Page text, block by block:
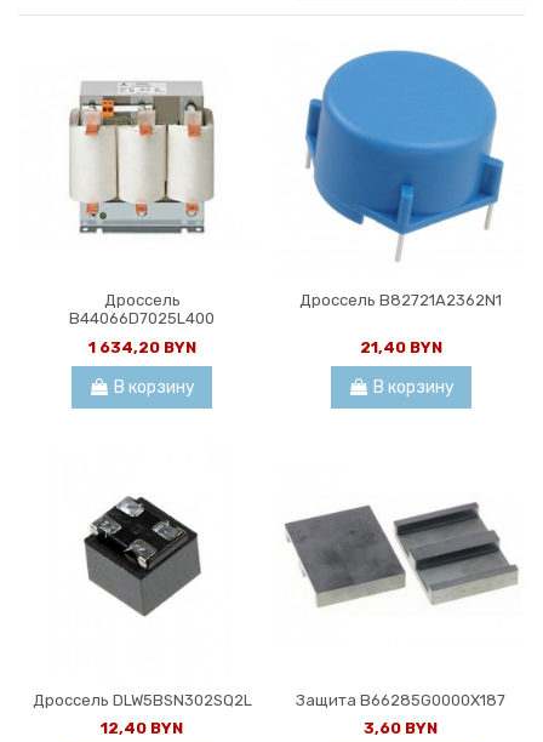
Дроссель
B44066D7025L400
1 634,20 BYN
В корзину
Дроссель B82721A2362N1
21,40 BYN
В корзину
Дроссель DLW5BSN302SQ2L
12,40 BYN
Защита B66285G0000X187
3,60 BYN